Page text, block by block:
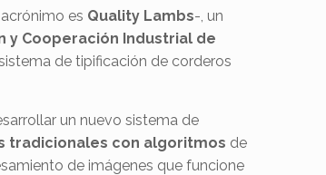
es Quality Lambs-, un
y Cooperación Industrial de
de tipificación de corderos
un nuevo sistema de
tradicionales con algoritmos de
de imágenes que funcione